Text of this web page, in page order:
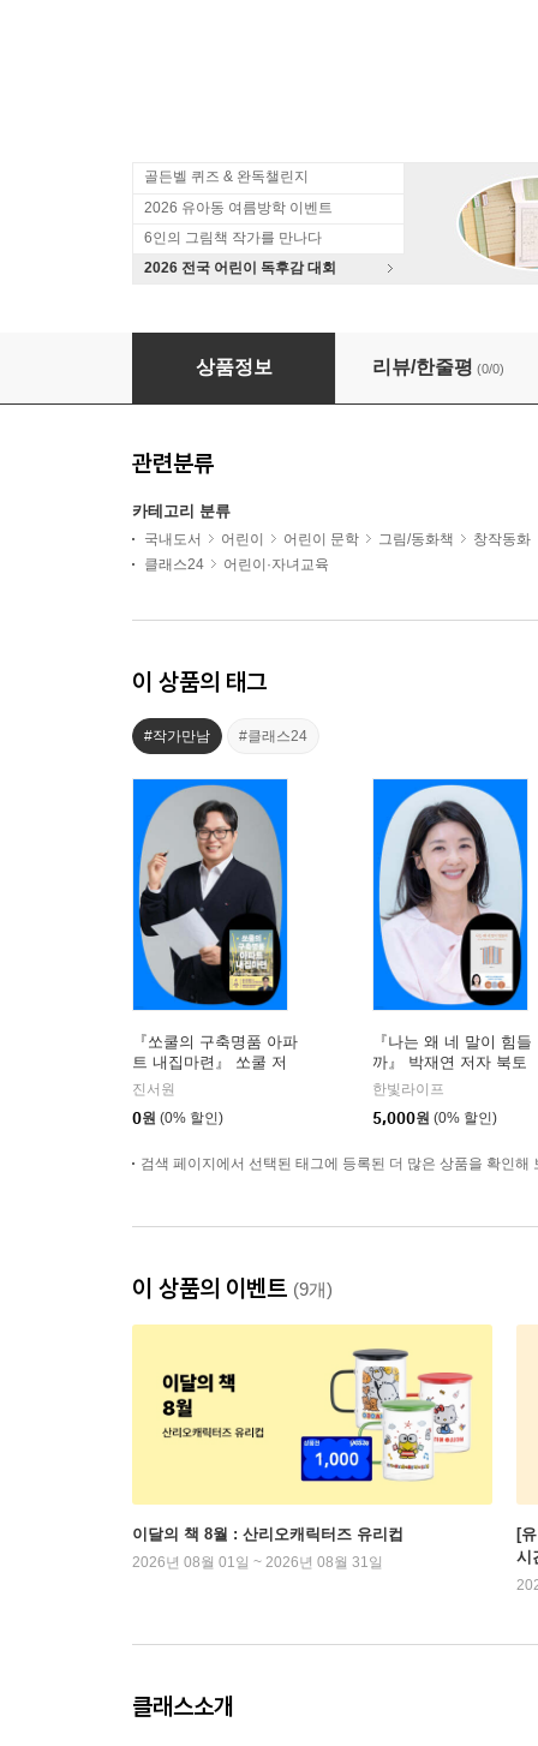
골든벨 퀴즈 & 완독챌린지
2026 유아동 여름방학 이벤트
6인의 그림책 작가를 만나다
2026 전국 어린이 독후감 대회
『불량한 자전거 여행 5』완간 기념 김남중 작
상품정보 리뷰/한줄평 (0/0)
관련분류
카테고리 분류
국내도서 어린이 어린이 문학 그림/동화책
창작동화
클래스24
어린이·자녀교육
이 상품의 태그
#작가만남 #클래스24
『쏘쿨의 구축명품 아파
트 내집마련』 쏘쿨 저
자 온라인 북토크
진서원
0원 (0% 할인)
『나는 왜 네 말이 힘들
까』 박재연 저자 북토
크
한빛라이프
5,000원 (0% 할인)
검색 페이지에서 선택된 태그에 등록된 더 많은 상품을 확인해
이 상품의 이벤트 (9개)
이달의 책 8월 : 산리오캐릭터즈 유리컵
2026년 08월 01일 ~ 2026년 08월 31일
[
시
클래스소개